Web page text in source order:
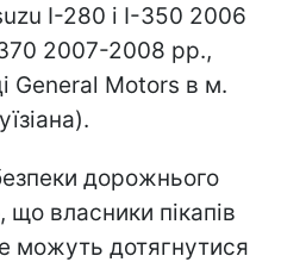
I-280 і I-350 2006
2007-2008 рр.,
General Motors в м.
дорожнього
власники пікапів
можуть дотягнутися